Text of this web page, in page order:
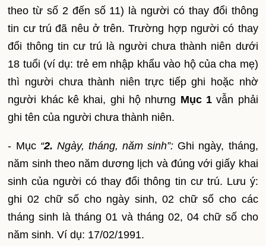
theo từ số 2 đến số 11) là người có thay đổi thông
tin cư trú đã nêu ở trên. Trường hợp người có thay
đổi thông tin cư trú là người chưa thành niên dưới
18 tuổi (ví dụ: trẻ em nhập khẩu vào hộ của cha mẹ)
thì người chưa thành niên trực tiếp ghi hoặc nhờ
người khác kê khai, ghi hộ nhưng Mục 1vẫn phải
ghi tên của người chưa thành niên.
- Mục “2. Ngày, tháng, năm sinh”: Ghi ngày, tháng,
năm sinh theo năm dương lịch và đúng với giấy khai
sinh của người có thay đổi thông tin cư trú. Lưu ý:
ghi 02 chữ số cho ngày sinh, 02 chữ số cho các
tháng sinh là tháng 01 và tháng 02, 04 chữ số cho
năm sinh. Ví dụ: 17/02/1991.